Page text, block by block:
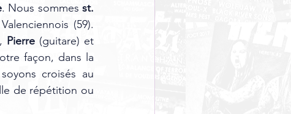
. Nous sommes st.
(59).
Pierre
façon, dans la
croisés au
de répétition ou